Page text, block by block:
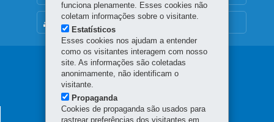
Navegação
principal
AGÊNCIA DO MIGRANTE
funciona plenamente. Esses cookies não
coletam informações sobre o visitante.
Estatísticos
Esses cookies nos ajudam a entender
como os visitantes interagem com nosso
site. As informações são coletadas
anonimamente, não identificam o
visitante.
Propaganda
Cookies de propaganda são usados para
rastrear preferências dos visitantes em